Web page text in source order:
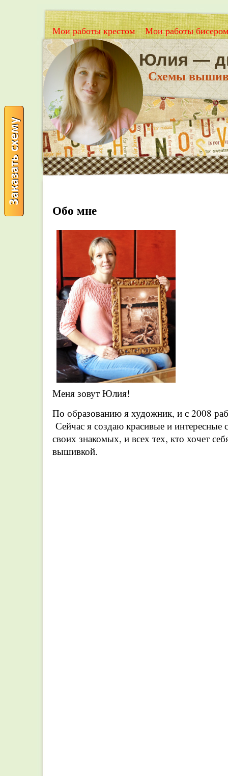
Мои работы крестом Мои работы бисером
Юлия —
Схемы
Обо мне
Меня зовут Юлия!
По образованию я художник, и с 2008
Сейчас я создаю красивые и
своих знакомых, и всех тех, кто хочет
вышивкой.